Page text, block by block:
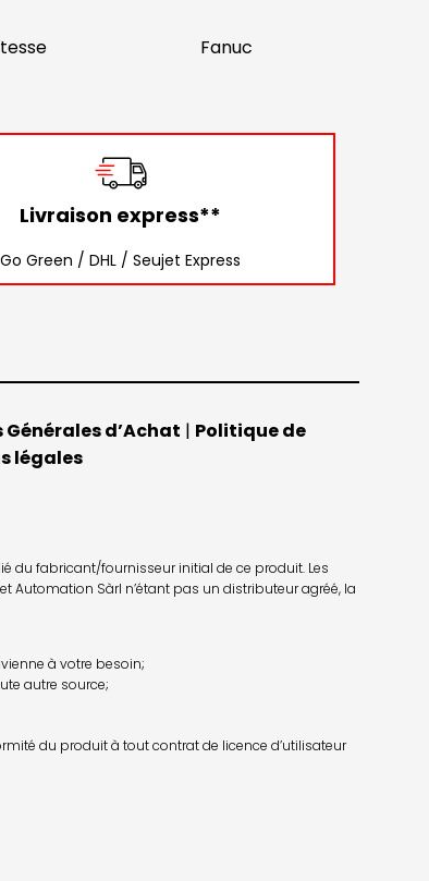
Fanuc
Livraison express**
Go Green / DHL / Seujet Express
d’Achat | Politique de
légales
du fabricant/fournisseur initial de ce produit. Les
Automation Sàrl n’étant pas un distributeur agréé, la
à votre besoin;
autre source;
du produit à tout contrat de licence d’utilisateur